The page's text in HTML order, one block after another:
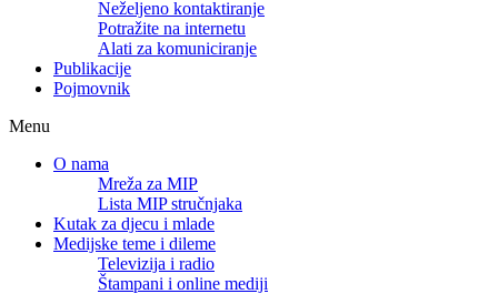
Neželjeno kontaktiranje
Potražite na internetu
Alati za komuniciranje
Publikacije
Pojmovnik
Menu
O nama
Mreža za MIP
Lista MIP stručnjaka
Kutak za djecu i mlade
Medijske teme i dileme
Televizija i radio
Štampani i online mediji